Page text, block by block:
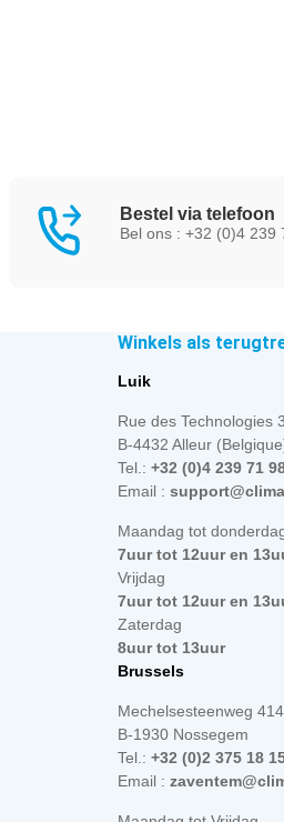
Bestel via telefoon
Bel ons : +32 (0)4 239
Winkels als
Luik
Rue des Technologies 3
B-4432 Alleur
Tel.: +32 (0)4 239 71
Email :
Maandag tot
7uur tot 12uur en
Vrijdag
7uur tot 12uur en
Zaterdag
8uur tot 13uur
Brussels
Mechelsesteenweg
B-1930 Nossegem
Tel.: +32 (0)2 375 18
Email :